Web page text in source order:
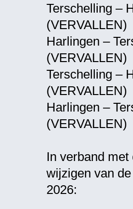
Terschelling
(VERVALLEN)
Harlingen –
(VERVALLEN)
Terschelling
(VERVALLEN)
Harlingen –
(VERVALLEN)
In verband
wijzigen van
2026: